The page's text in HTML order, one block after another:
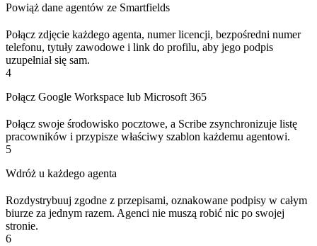
Powiąż dane agentów ze Smartfields
Połącz zdjęcie każdego agenta, numer licencji, bezpośredni numer
telefonu, tytuły zawodowe i link do profilu, aby jego podpis
uzupełniał się sam.
4
Połącz Google Workspace lub Microsoft 365
Połącz swoje środowisko pocztowe, a Scribe zsynchronizuje listę
pracowników i przypisze właściwy szablon każdemu agentowi.
5
Wdróż u każdego agenta
Rozdystrybuuj zgodne z przepisami, oznakowane podpisy w całym
biurze za jednym razem. Agenci nie muszą robić nic po swojej
stronie.
6